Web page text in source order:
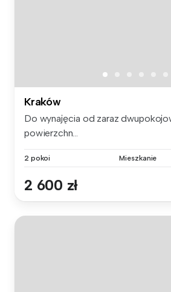
Kraków
Do wynajęcia od zaraz
powierzchn...
2 pokoi Mieszkanie
2 600 zł